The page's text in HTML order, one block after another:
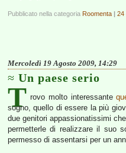
Pubblicato nella categoria Roomenta | 24
Mercoledì 19 Agosto 2009, 14:29
Un paese serio
T rovo molto interessante
sogno, quello di essere la più
due genitori appassionatissimi
permetterle di realizzare il suo
permesso di assentarsi per un